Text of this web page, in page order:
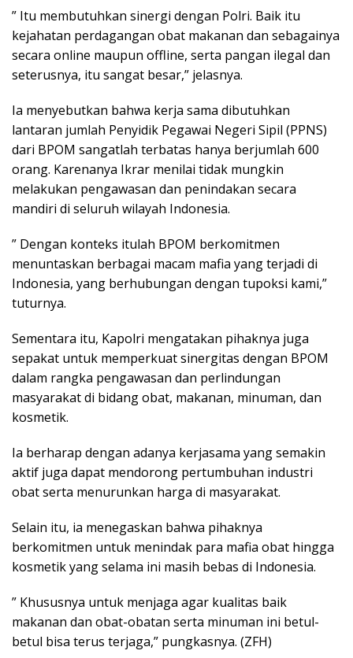
” Itu membutuhkan sinergi dengan Polri. Baik itu
kejahatan perdagangan obat makanan dan sebagainya
secara online maupun offline, serta pangan ilegal dan
seterusnya, itu sangat besar,” jelasnya.
Ia menyebutkan bahwa kerja sama dibutuhkan
lantaran jumlah Penyidik Pegawai Negeri Sipil (PPNS)
dari BPOM sangatlah terbatas hanya berjumlah 600
orang. Karenanya Ikrar menilai tidak mungkin
melakukan pengawasan dan penindakan secara
mandiri di seluruh wilayah Indonesia.
” Dengan konteks itulah BPOM berkomitmen
menuntaskan berbagai macam mafia yang terjadi di
Indonesia, yang berhubungan dengan tupoksi kami,”
tuturnya.
Sementara itu, Kapolri mengatakan pihaknya juga
sepakat untuk memperkuat sinergitas dengan BPOM
dalam rangka pengawasan dan perlindungan
masyarakat di bidang obat, makanan, minuman, dan
kosmetik.
Ia berharap dengan adanya kerjasama yang semakin
aktif juga dapat mendorong pertumbuhan industri
obat serta menurunkan harga di masyarakat.
Selain itu, ia menegaskan bahwa pihaknya
berkomitmen untuk menindak para mafia obat hingga
kosmetik yang selama ini masih bebas di Indonesia.
” Khususnya untuk menjaga agar kualitas baik
makanan dan obat-obatan serta minuman ini betul-
betul bisa terus terjaga,” pungkasnya. (ZFH)